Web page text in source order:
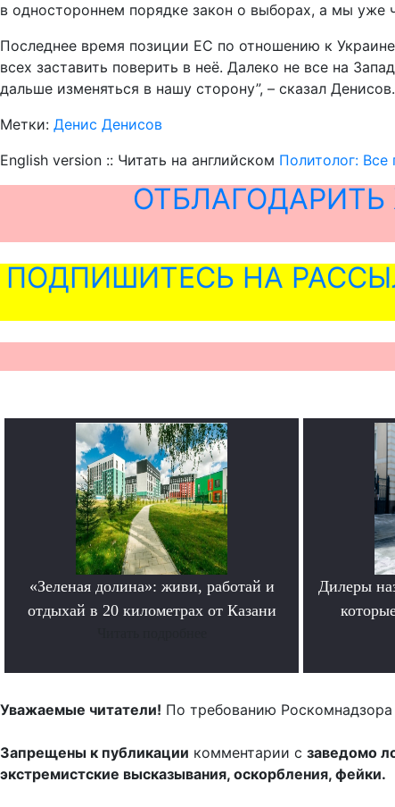
в одностороннем порядке закон о выборах, а мы уже
Последнее время позиции ЕС по отношению к
всех заставить поверить в неё. Далеко не все на
дальше изменяться в нашу сторону”, – сказал Денисов.
Метки: Денис Денисов
English version :: Читать на английском Политолог:
ПОДПИШИТЕСЬ НА
«Зеленая долина»: живи, работай и
отдыхай в 20 километрах от Казани
Дилеры
Уважаемые читатели! По требованию
Запрещены к публикации комментарии с заведомо
экстремистские высказывания, оскорбления, фейки.